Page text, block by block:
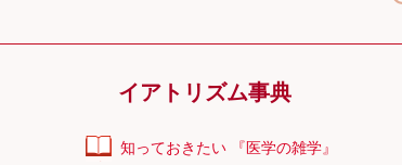
前頭筋
セントジョーンズワート
僧帽筋
イアトリズム事典
知っておきたい 『医学の雑学』